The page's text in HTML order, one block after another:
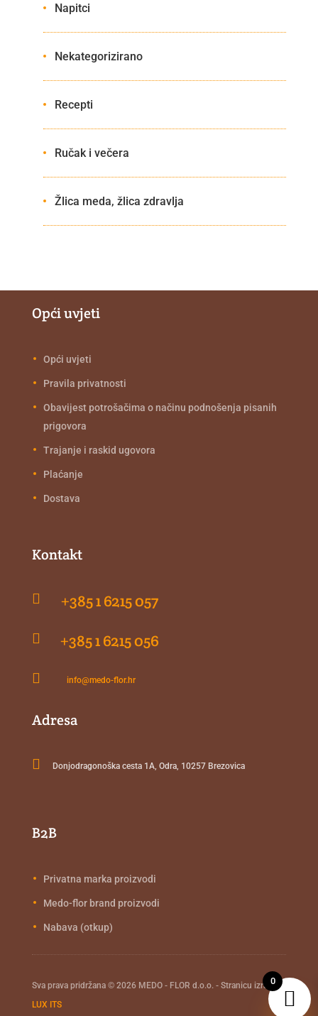
Napitci
Nekategorizirano
Recepti
Ručak i večera
Žlica meda, žlica zdravlja
Opći uvjeti
Opći uvjeti
Pravila privatnosti
Obavijest potrošačima o načinu podnošenja pisanih
prigovora
Trajanje i raskid ugovora
Plaćanje
Dostava
Kontakt
 +385 1 6215 057
 +385 1 6215 056
 info@medo-flor.hr
Adresa
 Donjodragonoška cesta 1A, Odra, 10257 Brezovica
B2B
Privatna marka proizvodi
Medo-flor brand proizvodi
Nabava (otkup)
Sva prava pridržana © 2026 MEDO - FLOR d.o.o. - Stranicu izradio
LUX ITS
0